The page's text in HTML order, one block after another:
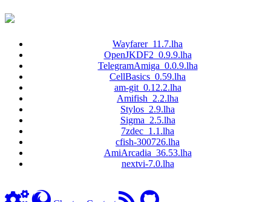
Wayfarer_11.7.lha
OpenJKDF2_0.9.9.lha
TelegramAmiga_0.0.9.lha
CellBasics_0.59.lha
am-git_0.12.2.lha
Amifish_2.2.lha
Stylos_2.9.lha
Sigma_2.5.lha
7zdec_1.1.lha
cfish-300726.lha
AmiArcadia_36.53.lha
nextvi-7.0.lha